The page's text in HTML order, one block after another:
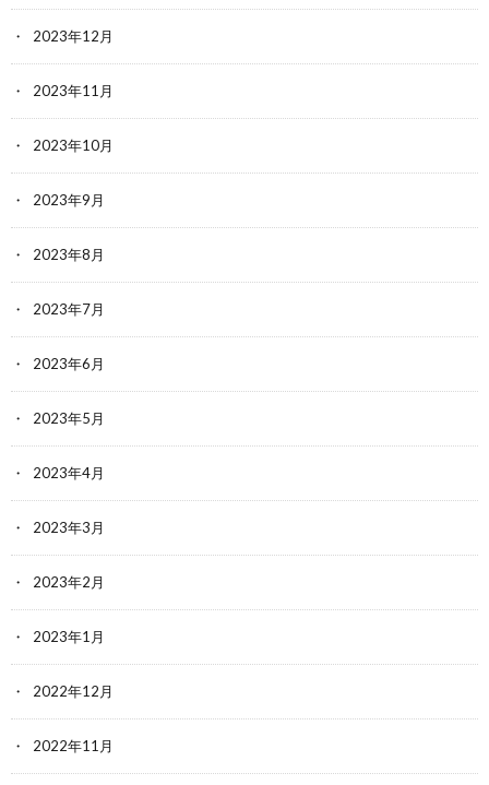
2023年12月
2023年11月
2023年10月
2023年9月
2023年8月
2023年7月
2023年6月
2023年5月
2023年4月
2023年3月
2023年2月
2023年1月
2022年12月
2022年11月